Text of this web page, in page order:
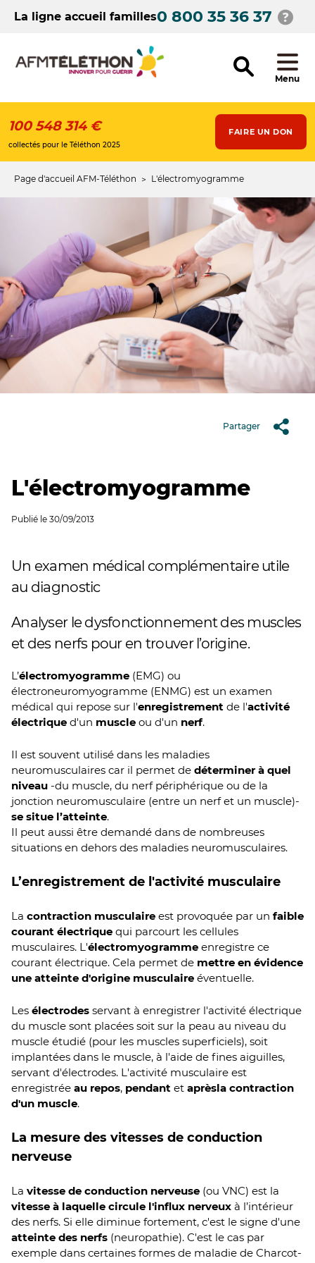
contenuLa ligne accueil familles0 800 35 36 37
Menu
100 548 314 €
collectés pour le Téléthon 2025
FAIRE UN DON
Page d'accueil AFM-Téléthon L'électromyogramme
Partager
L'électromyogramme
Publié le 30/09/2013
Un examen médical complémentaire utile
au diagnostic
Analyser le dysfonctionnement des muscles
et des nerfs pour en trouver l’origine.
L’électromyogramme (EMG) ou
électroneuromyogramme (ENMG) est un examen
médical qui repose sur l'enregistrement de l'activité
électrique d'un muscle ou d'un nerf.
Il est souvent utilisé dans les maladies
neuromusculaires car il permet de déterminer à quel
niveau -du muscle, du nerf périphérique ou de la
jonction neuromusculaire (entre un nerf et un muscle)-
se situe l’atteinte.
Il peut aussi être demandé dans de nombreuses
situations en dehors des maladies neuromusculaires.
L’enregistrement de l'activité musculaire
La contraction musculaire est provoquée par un faible
courant électrique qui parcourt les cellules
musculaires. L'électromyogramme enregistre ce
courant électrique. Cela permet de mettre en évidence
une atteinte d'origine musculaire éventuelle.
Les électrodes servant à enregistrer l'activité électrique
du muscle sont placées soit sur la peau au niveau du
muscle étudié (pour les muscles superficiels), soit
implantées dans le muscle, à l'aide de fines aiguilles,
servant d'électrodes. L'activité musculaire est
enregistrée au repos, pendant et aprèsla contraction
d'un muscle.
La mesure des vitesses de conduction
nerveuse
La vitesse de conduction nerveuse (ou VNC) est la
vitesse à laquelle circule l'influx nerveux à l’intérieur
des nerfs. Si elle diminue fortement, c'est le signe d'une
atteinte des nerfs (neuropathie). C'est le cas par
exemple dans certaines formes de maladie de Charcot-